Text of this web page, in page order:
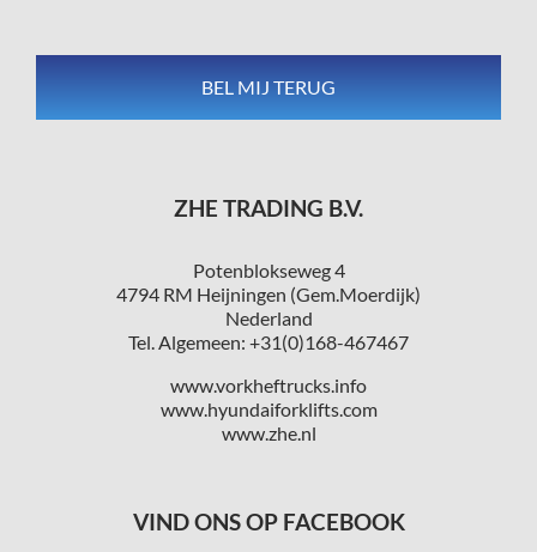
ZHE TRADING B.V.
Potenblokseweg 4
4794 RM Heijningen (Gem.Moerdijk)
Nederland
Tel. Algemeen: +31(0)168-467467
www.vorkheftrucks.info
www.hyundaiforklifts.com
www.zhe.nl
VIND ONS OP FACEBOOK